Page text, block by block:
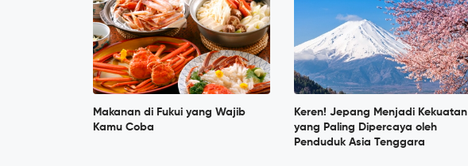
Makanan di Fukui yang Wajib
Kamu Coba
Keren! Jepang Menjadi Kekuatan
yang Paling Dipercaya oleh
Penduduk Asia Tenggara